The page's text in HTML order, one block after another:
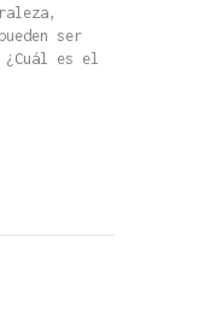
ser
¿Cuál es el